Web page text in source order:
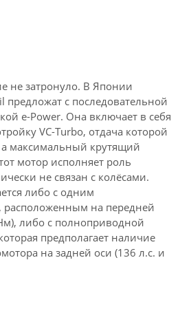
не затронуло. В Японии
предложат с последовательной
e-Power. Она включает в себя
VC-Turbo, отдача которой
а максимальный крутящий
мотор исполняет роль
не связан с колёсами.
либо с одним
расположенным на передней
либо с полноприводной
предполагает наличие
на задней оси (136 л.с. и